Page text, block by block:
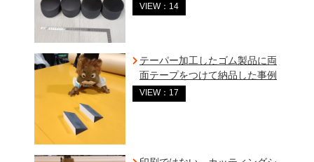
VIEW：14
テーパー加工したゴム製品に両
面テープをつけて納品した事例
VIEW：17